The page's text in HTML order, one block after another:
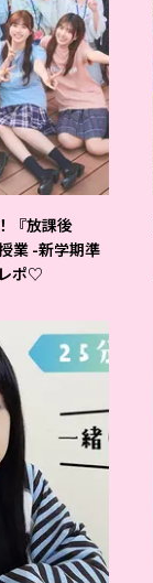
『放課後
業 -新学期準
ポ♡